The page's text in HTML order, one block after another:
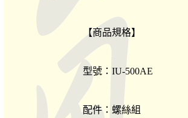
【商品規格】
型號：IU-500AE
配件：螺絲組